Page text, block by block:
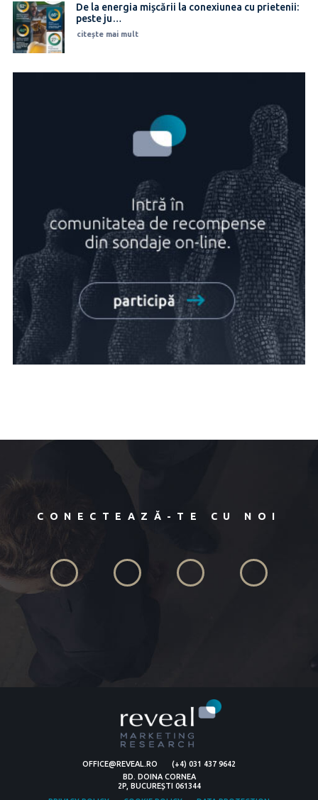
De la energia mișcării la conexiunea cu prietenii:
peste ju…
citește mai mult
CONECTEAZĂ-TE CU NOI
OFFICE@REVEAL.RO
(+4) 031 437 9642
BD. DOINA CORNEA
2P, BUCUREȘTI 061344